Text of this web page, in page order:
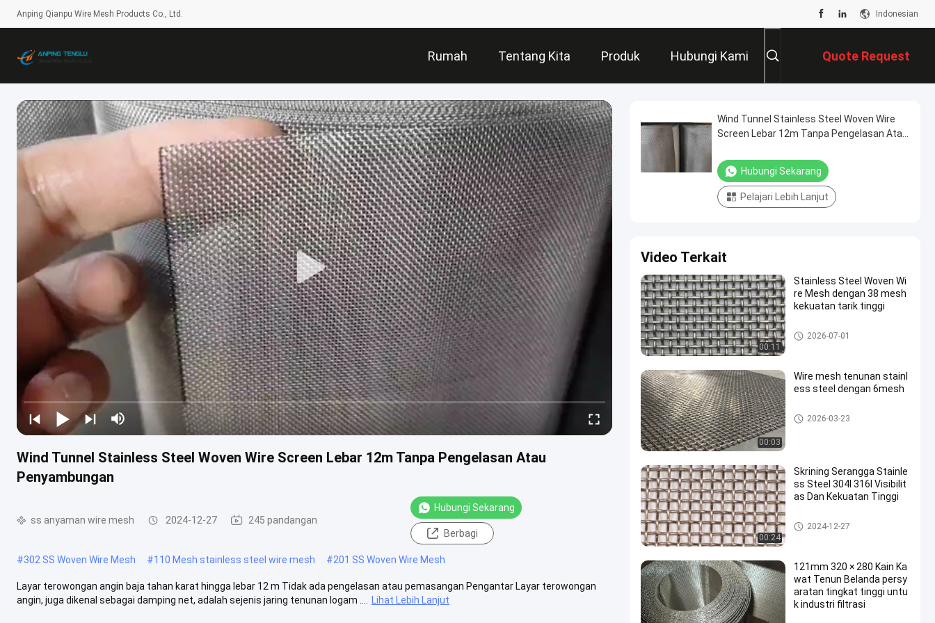
Anping Qianpu Wire Mesh Products Co., Ltd. Indonesian
Rumah Tentang Kita Produk Hubungi Kami Quote Request
Suatu
Wind Tunnel Stainless Steel Woven Wire Screen Lebar 12m Tanpa Pengelasan Atau
Penyambungan
ss anyaman wire mesh 2024-12-27 245 pandangan
Hubungi Sekarang
Berbagi
#302 SS Woven Wire Mesh #110 Mesh stainless steel wire mesh #201 SS Woven Wire Mesh
Layar terowongan angin baja tahan karat hingga lebar 12 m Tidak ada pengelasan atau pemasangan Pengantar Layar terowongan
angin, juga dikenal sebagai damping net, adalah sejenis jaring tenunan logam ....
Lihat Lebih Lanjut
Wind Tunnel Stainless Steel Woven Wire
Screen Lebar 12m Tanpa Pengelasan Atau
Hubungi Sekarang
Pelajari Lebih Lanjut
Video Terkait
00:11
Stainless Steel Woven Wi
re Mesh dengan 38 mesh
kekuatan tarik tinggi
ss anyaman wire mesh
2026-07-01
00:03
Wire mesh tenunan stainl
ess steel dengan 6mesh
ss anyaman wire mesh
2026-03-23
00:24
Skrining Serangga Stainle
ss Steel 304l 316l Visibilit
as Dan Kekuatan Tinggi
ss anyaman wire mesh
2024-12-27
121mm 320 × 280 Kain Ka
wat Tenun Belanda persy
aratan tingkat tinggi untu
k industri filtrasi